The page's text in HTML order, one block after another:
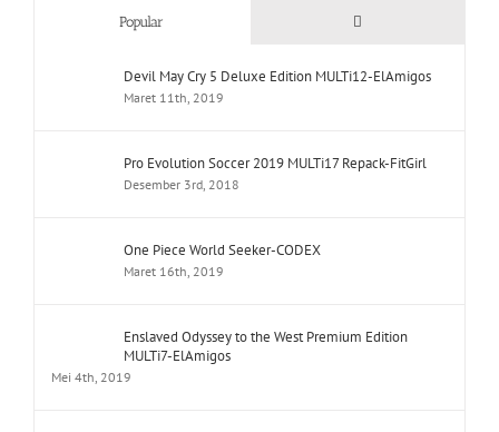
Popular Comments
Devil May Cry 5 Deluxe Edition MULTi12-ElAmigos
Maret 11th, 2019
Pro Evolution Soccer 2019 MULTi17 Repack-FitGirl
Desember 3rd, 2018
One Piece World Seeker-CODEX
Maret 16th, 2019
Enslaved Odyssey to the West Premium Edition
MULTi7-ElAmigos
Mei 4th, 2019